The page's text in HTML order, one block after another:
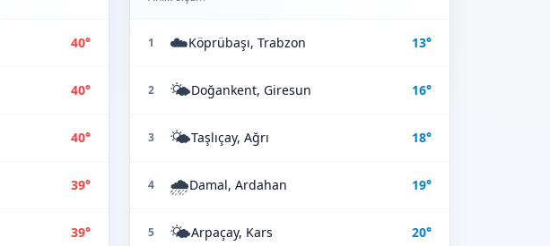
40°
40°
40°
39°
39°
1 ☁️Köprübaşı, Trabzon 13°
2 🌤️Doğankent, Giresun 16°
3 🌤️Taşlıçay, Ağrı 18°
4 🌧️Damal, Ardahan 19°
5 🌤️Arpaçay, Kars 20°